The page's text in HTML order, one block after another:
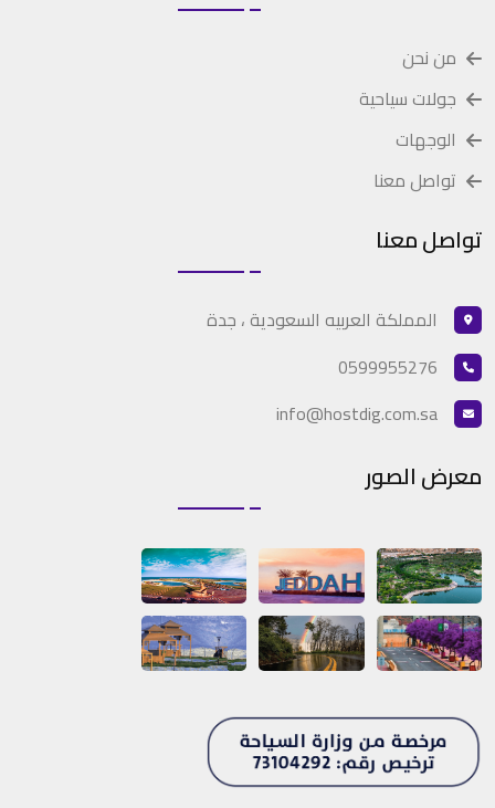
من نحن
جولات سياحية
الوجهات
تواصل معنا
تواصل معنا
المملكة العربيه السعودية ، جدة
0599955276
info@hostdig.com.sa
معرض الصور